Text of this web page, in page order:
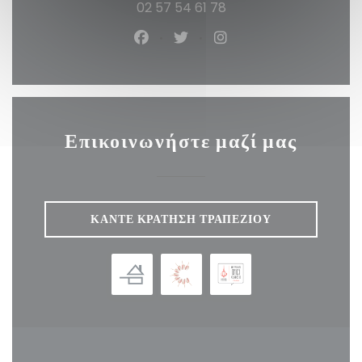
02 57 54 61 78
Facebook ((ανοίγει σε νέο
Twitter ((ανοίγει σε νέο
Instagram ((ανοίγει
Επικοινωνήστε μαζί μας
ΚΆΝΤΕ ΚΡΆΤΗΣΗ ΤΡΑΠΕΖΙΟΎ